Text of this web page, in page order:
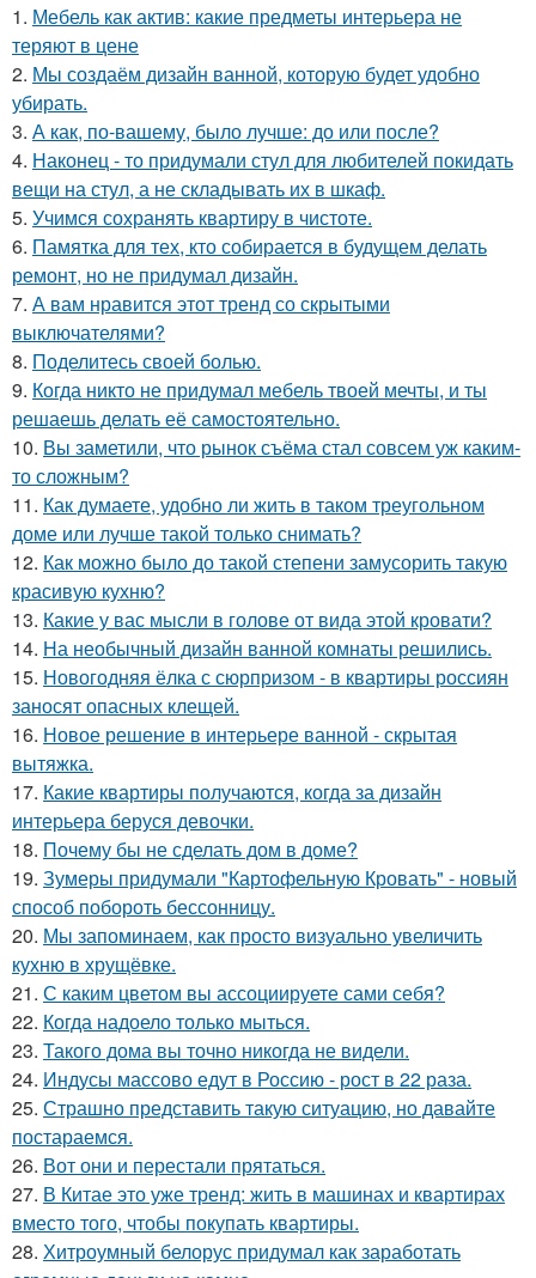
1. Мебель как актив: какие предметы интерьера не
теряют в цене
2. Мы создаём дизайн ванной, которую будет удобно
убирать.
3. А как, по-вашему, было лучше: до или после?
4. Наконец - то придумали стул для любителей покидать
вещи на стул, а не складывать их в шкаф.
5. Учимся сохранять квартиру в чистоте.
6. Памятка для тех, кто собирается в будущем делать
ремонт, но не придумал дизайн.
7. А вам нравится этот тренд со скрытыми
выключателями?
8. Поделитесь своей болью.
9. Когда никто не придумал мебель твоей мечты, и ты
решаешь делать её самостоятельно.
10. Вы заметили, что рынок съёма стал совсем уж каким-
то сложным?
11. Как думаете, удобно ли жить в таком треугольном
доме или лучше такой только снимать?
12. Как можно было до такой степени замусорить такую
красивую кухню?
13. Какие у вас мысли в голове от вида этой кровати?
14. На необычный дизайн ванной комнаты решились.
15. Новогодняя ёлка с сюрпризом - в квартиры россиян
заносят опасных клещей.
16. Новое решение в интерьере ванной - скрытая
вытяжка.
17. Какие квартиры получаются, когда за дизайн
интерьера беруся девочки.
18. Почему бы не сделать дом в доме?
19. Зумеры придумали "Картофельную Кровать" - новый
способ побороть бессонницу.
20. Мы запоминаем, как просто визуально увеличить
кухню в хрущёвке.
21. С каким цветом вы ассоциируете сами себя?
22. Когда надоело только мыться.
23. Такого дома вы точно никогда не видели.
24. Индусы массово едут в Россию - рост в 22 раза.
25. Страшно представить такую ситуацию, но давайте
постараемся.
26. Вот они и перестали прятаться.
27. В Китае это уже тренд: жить в машинах и квартирах
вместо того, чтобы покупать квартиры.
28. Хитроумный белорус придумал как заработать